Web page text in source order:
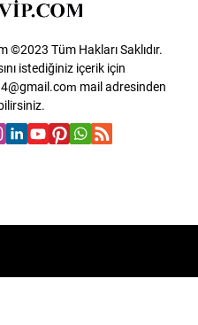
©2023 Tüm Hakları Saklıdır.
istediğiniz içerik için
​ mail adresinden